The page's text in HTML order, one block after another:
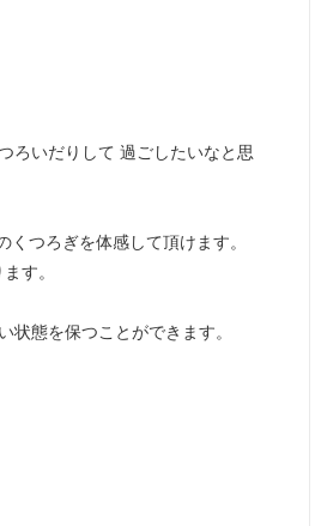
ろいだりして 過ごしたいなと思
つろぎを体感して頂けます。
す。
態を保つことができます。